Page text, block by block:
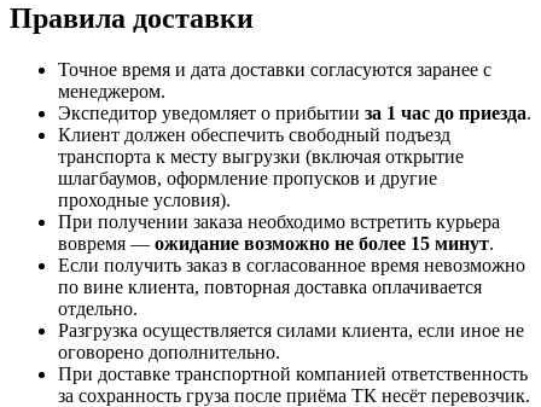
Правила доставки
Точное время и дата доставки согласуются заранее с
менеджером.
Экспедитор уведомляет о прибытии за 1 час до приезда.
Клиент должен обеспечить свободный подъезд
транспорта к месту выгрузки (включая открытие
шлагбаумов, оформление пропусков и другие
проходные условия).
При получении заказа необходимо встретить курьера
вовремя — ожидание возможно не более 15 минут.
Если получить заказ в согласованное время невозможно
по вине клиента, повторная доставка оплачивается
отдельно.
Разгрузка осуществляется силами клиента, если иное не
оговорено дополнительно.
При доставке транспортной компанией ответственность
за сохранность груза после приёма ТК несёт перевозчик.